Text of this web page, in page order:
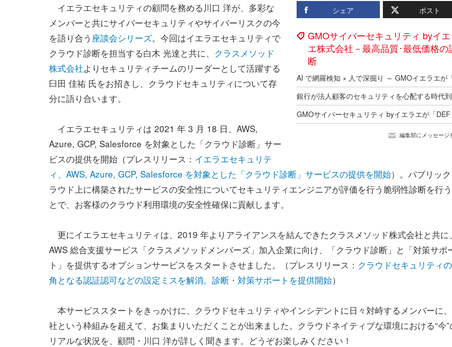
シェア ポスト
GMOサイバーセキュリティ byイエ
エ株式会社－最高品質･最低価格の
断
編集部にメッセージ
イエラエセキュリティの顧問を務める川口 洋が、多彩な
メンバーと共にサイバーセキュリティやサイバーリスクの今
を語り合う 座談会シリーズ。今回はイエラエセキュリティで
クラウド診断を担当する白木 光達と共に、 クラスメソッド
株式会社よりセキュリティチームのリーダーとして活躍する
臼田 佳祐 氏をお招きし、クラウドセキュリティについて存
分に語り合います。
イエラエセキュリティは 2021 年 3 月 18 日、AWS,
Azure, GCP, Salesforce を対象とした「クラウド診断」サー
ビスの提供を開始（プレスリリース： イエラエセキュリテ
ィ、AWS, Azure, GCP, Salesforce を対象とした「クラウド診断」サービスの提供を開始）。パブリッ
ラウド上に構築されたサービスの安全性についてセキュリティエンジニアが評価を行う脆弱性診断を行う
とで、お客様のクラウド利用環境の安全性確保に貢献します。
更にイエラエセキュリティは、2019 年よりアライアンスを結んできたクラスメソッド株式会社と共に、
AWS 総合支援サービス「クラスメソッドメンバーズ」加入企業に向け、「クラウド診断」と「対策サポ
ト」を提供するオプションサービスをスタートさせました。（プレスリリース： クラウドセキュリティ
角となる認証認可などの設定ミスを解消。診断・対策サポートを提供開始）
本サービススタートをきっかけに、クラウドセキュリティやインシデントに日々対峙するメンバーに
社という枠組みを超えて、お集まりいただくことが出来ました。クラウドネイティブな環境における“今”
リアルな状況を、顧問・川口 洋が詳しく聞きます。どうぞお楽しみください！